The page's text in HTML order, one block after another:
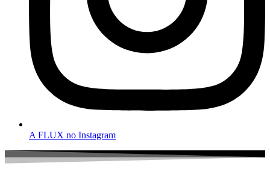
A FLUX no Instagram